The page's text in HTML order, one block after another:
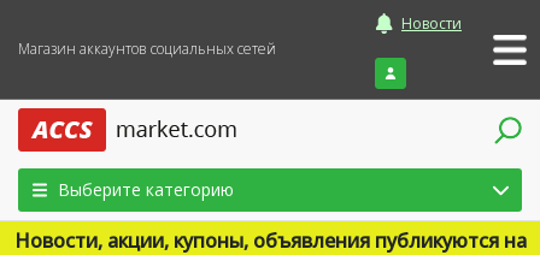
Магазин аккаунтов социальных сетей
Новости
Войти
Выберите категорию
Новости, акции, купоны, объявления публикуются на